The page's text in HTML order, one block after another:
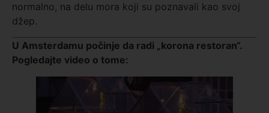
normalno, na delu mora koji su poznavali kao svoj
džep.
U Amsterdamu počinje da radi
korona restoran“.
Pogledajte video o tome: